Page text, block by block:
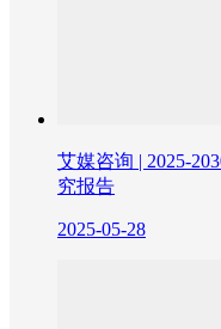
艾媒咨询 | 2025-
究报告
2025-05-28